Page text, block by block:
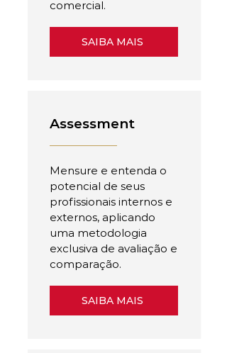
comercial.
SAIBA MAIS
Assessment
Mensure e entenda o
potencial de seus
profissionais internos e
externos, aplicando
uma metodologia
exclusiva de avaliação e
comparação.
SAIBA MAIS